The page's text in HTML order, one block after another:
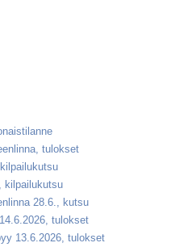
tulokset
kilpailukutsu
28.6., kutsu
tulokset
13.6.2026, tulokset